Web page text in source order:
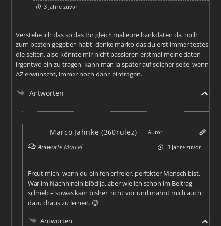
3 Jahre zuvor
Verstehe ich das so das Ihr gleich mal eure bankdaten da noch
zum besten gegeben habt, denke marko das du erst immer testes
die seiten, also könnte mir nicht passieren erstmal meine daten
irgentwo ein zu tragen, kann man ja später auf solcher seite, wenn
AZ erwünscht, immer noch dann eintragen.
Antworten
Marco Jahnke (360rulez) Autor
AntworteMarcel 3 Jahre zuvor
Freut mich, wenn du ein fehlerfreier, perfekter Mensch bist.
War im Nachhinein blöd ja, aber wie ich schon im Beitrag
schrieb – sowas kam bisher nicht vor und mahnt mich auch
dazu draus zu lernen. 😉
Antworten